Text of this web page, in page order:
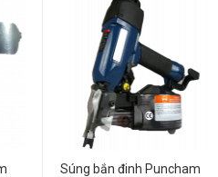
Súng bắn đinh Puncham